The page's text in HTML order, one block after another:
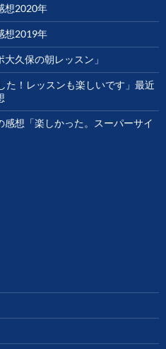
想2020年
想2019年
久保の朝レッスン」
た！レッスンも楽しいです」最近
想「楽しかった。スーパーサイ